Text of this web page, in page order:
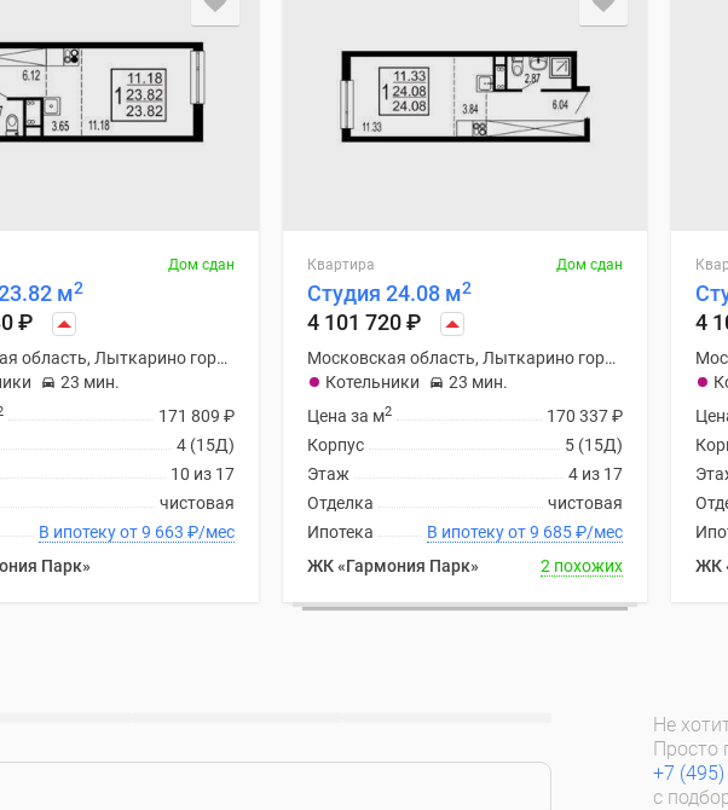
Дом сдан
м2
₽
Московская область, Лыткарино городской округ
23 мин.
171 809 ₽
4 (15Д)
10 из 17
чистовая
В ипотеку от 9 663 ₽/мес
Парк»
Квартира Дом сдан
Студия 24.08 м2
4 101 720₽
Московская область, Лыткарино городской округ
Котельники
23 мин.
170 337₽
Цена за м2
5 (15Д)
Корпус
4 из 17
Этаж
чистовая
Отделка
В ипотеку от 9 685₽/мес
Ипотека
ЖК «Гармония Парк»
2 похожих
4
ЖК
Не
Просто
+7
с